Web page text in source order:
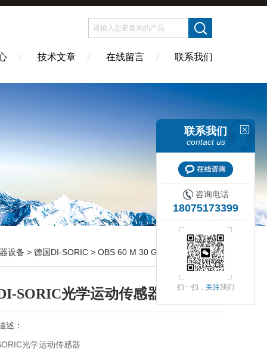
技术文章 在线留言 联系我们
设备 > 德国DI-SORIC > OBS 60 M 30 G3-T3德国DI-SORIC光学运动传感器
SORIC光学运动传感器
述：
光学运动传感器
联系我们
contact us
咨询电话
18075173399
扫一扫， 关注我们